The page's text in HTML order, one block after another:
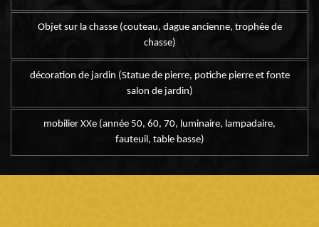
Objet sur la chasse (couteau, dague ancienne, trophée de
chasse)
décoration de jardin (Statue de pierre, potiche pierre et fonte
salon de jardin)
mobilier XXe (année 50, 60, 70, luminaire, lampadaire,
fauteuil, table basse)